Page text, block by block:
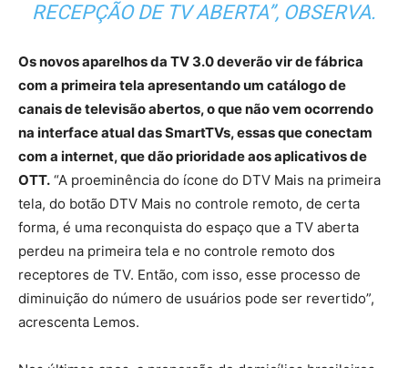
RECEPÇÃO DE TV ABERTA”, OBSERVA.
Os novos aparelhos da TV 3.0 deverão vir de fábrica
com a primeira tela apresentando um catálogo de
canais de televisão abertos, o que não vem ocorrendo
na interface atual das SmartTVs, essas que conectam
com a internet, que dão prioridade aos aplicativos de
OTT. “A proeminência do ícone do DTV Mais na primeira
tela, do botão DTV Mais no controle remoto, de certa
forma, é uma reconquista do espaço que a TV aberta
perdeu na primeira tela e no controle remoto dos
receptores de TV. Então, com isso, esse processo de
diminuição do número de usuários pode ser revertido”,
acrescenta Lemos.